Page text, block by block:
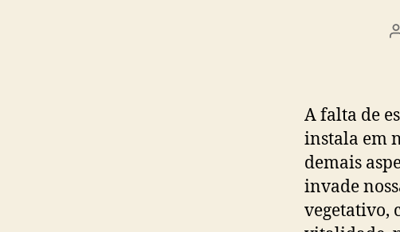
A falta de
instala em
demais
invade
vegetativo,